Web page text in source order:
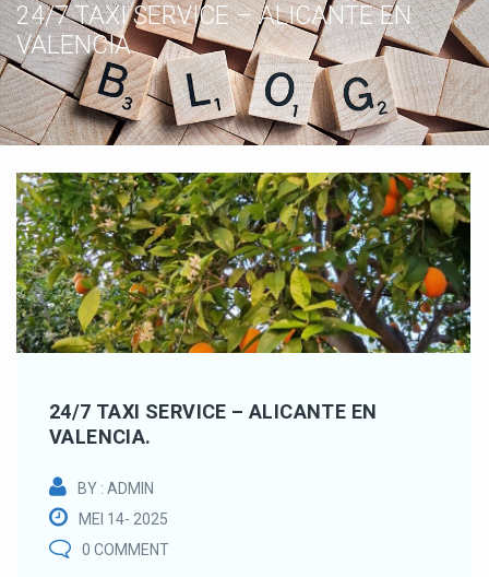
24/7 TAXI SERVICE – ALICANTE EN
VALENCIA.
24/7 TAXI SERVICE – ALICANTE EN
VALENCIA.
BY : ADMIN
MEI 14- 2025
0 COMMENT